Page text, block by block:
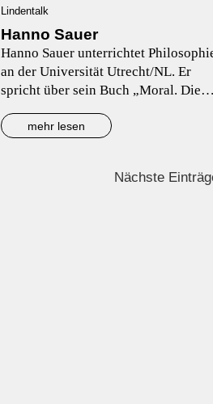
Hanno Sauer
Lindentalk
Hanno Sauer unterrichtet
an der Universität Utrecht/NL. Er
spricht über sein Buch „Moral. Die
mehr lesen
Nächste